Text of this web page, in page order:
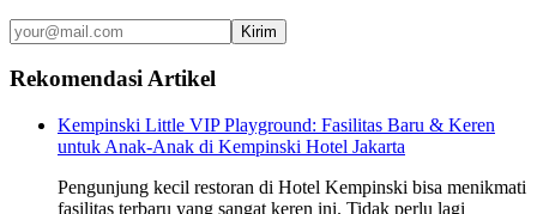
Kirim
Rekomendasi Artikel
Kempinski Little VIP Playground: Fasilitas Baru & Keren
untuk Anak-Anak di Kempinski Hotel Jakarta
Pengunjung kecil restoran di Hotel Kempinski bisa menikmati
fasilitas terbaru yang sangat keren ini. Tidak perlu lagi